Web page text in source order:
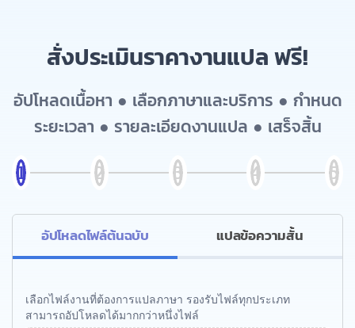
สั่งประเมินราคางานแปล ฟรี!
อัปโหลดเนื้อหา ● เลือกภาษาและบริการ ● กำหนด
ระยะเวลา ● รายละเอียดงานแปล ● เสร็จสิ้น
อัปโหลดไฟล์ต้นฉบับ แปลข้อความสั้น
เลือกไฟล์งานที่ต้องการแปลภาษา รองรับไฟล์ทุกประเภท
สามารถอัปโหลดได้มากกว่าหนึ่งไฟล์